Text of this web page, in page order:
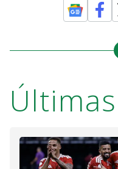
Últimas